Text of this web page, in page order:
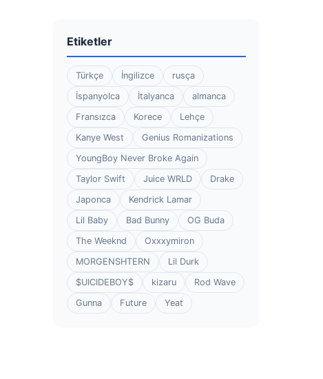
Etiketler
Türkçe İngilizce
rusça
İspanyolca
İtalyanca
almanca
Fransızca
Korece
Lehçe
Kanye West
Genius Romanizations
YoungBoy Never Broke Again
Taylor Swift
Juice WRLD
Drake
Japonca
Kendrick Lamar
Lil Baby
Bad Bunny
OG Buda
The Weeknd
Oxxxymiron
MORGENSHTERN
Lil Durk
$UICIDEBOY$
kizaru
Rod Wave
Gunna
Future Yeat